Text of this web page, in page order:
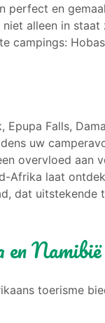
perfect en
alleen in staat
campings:
Falls,
uw
overvloed aan
Afrika laat
dat uitstekende
toerisme